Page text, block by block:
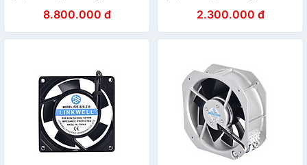
8.800.000 đ 2.300.000 đ